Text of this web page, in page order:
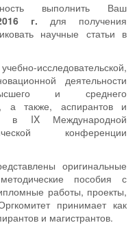
выполнить Ваш
г. для получения
научные статьи в
исследовательской,
деятельности
и среднего
а также, аспирантов и
в IX Международной
конференции
оригинальные
пособия с
работы, проекты,
принимает как
и магистрантов.